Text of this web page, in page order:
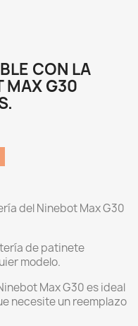
CON LA
MAX G30
del Ninebot Max G30
de patinete
modelo.
Max G30 es ideal
necesite un reemplazo